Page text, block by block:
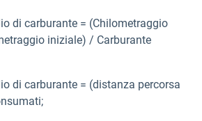
di carburante = (Chilometraggio
iniziale) / Carburante
di carburante = (distanza percorsa